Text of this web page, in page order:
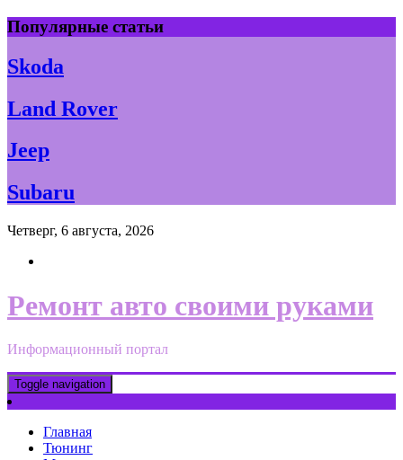
Skip
to
content
Популярные статьи
Skoda
Land Rover
Jeep
Subaru
Четверг, 6 августа, 2026
Ремонт авто своими руками
Информационный портал
Toggle navigation
Главная
Тюнинг